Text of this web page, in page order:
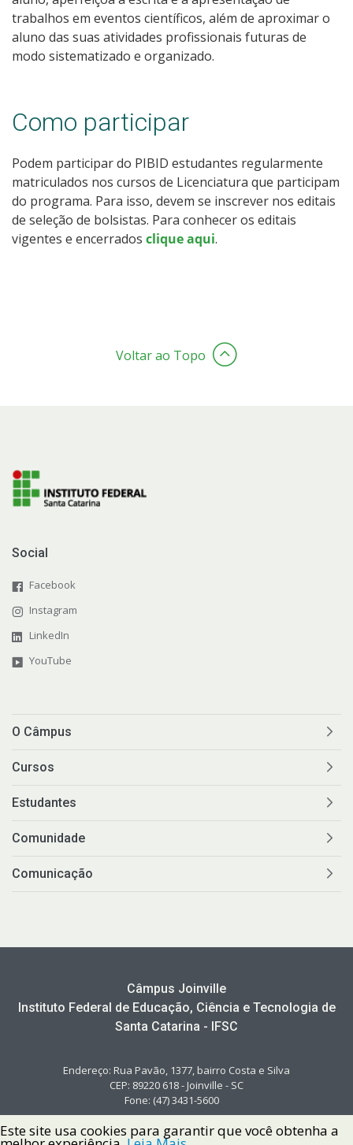
trabalhos em eventos científicos, além de aproximar o
aluno das suas atividades profissionais futuras de
modo sistematizado e organizado.
Como participar
Podem participar do PIBID estudantes regularmente
matriculados nos cursos de Licenciatura que participam
do programa. Para isso, devem se inscrever nos editais
de seleção de bolsistas. Para conhecer os editais
vigentes e encerrados clique aqui.
Voltar ao Topo
Social
Facebook
Instagram
LinkedIn
YouTube
O Câmpus
Cursos
Estudantes
Comunidade
Comunicação
Câmpus Joinville
Instituto Federal de Educação, Ciência e Tecnologia de
Santa Catarina - IFSC
Endereço: Rua Pavão, 1377, bairro Costa e Silva
CEP: 89220 618 - Joinville - SC
Fone: (47) 3431-5600
Este site usa cookies para garantir que você obtenha a